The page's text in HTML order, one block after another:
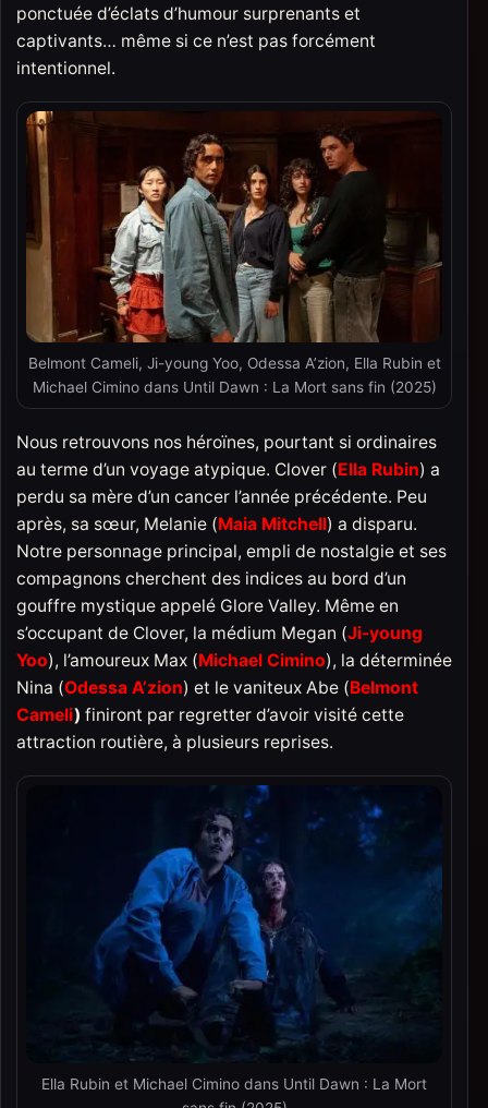
ponctuée d’éclats d’humour surprenants et
captivants… même si ce n’est pas forcément
intentionnel.
Belmont Cameli, Ji-young Yoo, Odessa A’zion, Ella Rubin et
Michael Cimino dans Until Dawn : La Mort sans fin (2025)
Nous retrouvons nos héroïnes, pourtant si ordinaires
au terme d’un voyage atypique. Clover (Ella Rubin) a
perdu sa mère d’un cancer l’année précédente. Peu
après, sa sœur, Melanie (Maia Mitchell) a disparu.
Notre personnage principal, empli de nostalgie et ses
compagnons cherchent des indices au bord d’un
gouffre mystique appelé Glore Valley. Même en
s’occupant de Clover, la médium Megan (Ji-young
Yoo), l’amoureux Max (Michael Cimino), la déterminée
Nina (Odessa A’zion) et le vaniteux Abe (Belmont
Cameli) finiront par regretter d’avoir visité cette
attraction routière, à plusieurs reprises.
Ella Rubin et Michael Cimino dans Until Dawn : La Mort